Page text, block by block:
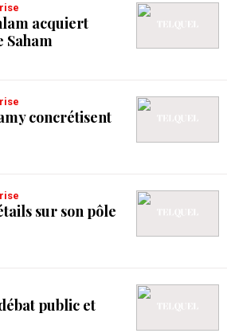
acquiert
Saham
concrétisent
sur son pôle
public et